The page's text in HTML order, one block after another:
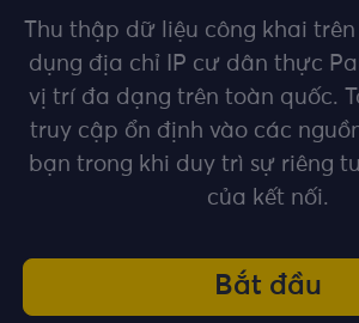
Thu thập dữ liệu công khai
dụng địa chỉ IP cư dân thực
vị trí đa dạng trên toàn quốc.
truy cập ổn định vào các
bạn trong khi duy trì sự riêng
của kết nối.
Bắt đầu